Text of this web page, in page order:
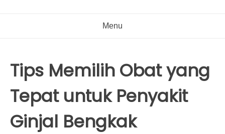
Menu
Tips Memilih Obat yang
Tepat untuk Penyakit
Ginjal Bengkak